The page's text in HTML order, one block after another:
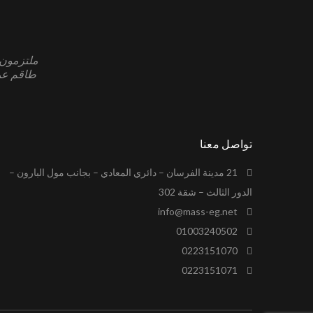
ملتزمون
طاقم
تواصل معنا
21 مدينة الفرسان – دائري المعادي – بجانب مول البارون –
الدور الثالث – شقة 302
info@mass-eg.net
01003240502
0223151070
0223151071